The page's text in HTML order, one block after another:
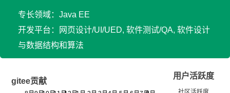
专长领域：Java EE
开发平台：网页设计/UI/UED, 软件测试/QA, 软件设计
与数据结构和算法
gitee贡献
用户活跃度